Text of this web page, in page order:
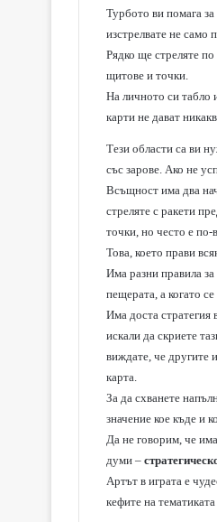
Турбото ви помага
изстрелвате не само
Рядко ще стреляте
щитове и точки.
На личното си табло
карти не дават
Тези области са ви
със зарове. Ако не
Всъщност има два
стреляте с ракети
точки, но често е по-
Това, което прави
Има разни правила за
пещерата, а когато
Има доста стратегия
искали да скриете
виждате, че другите
карта.
За да схванете
значение кое къде и
Да не говорим, че
думи –
Артът в играта е
кефите на